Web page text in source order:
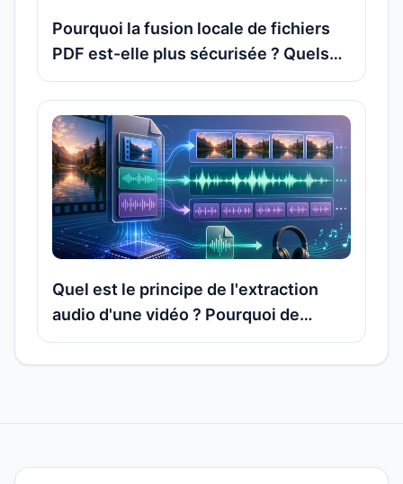
Pourquoi la fusion locale de fichiers
PDF est-elle plus sécurisée ? Quels
types de documents ne devraient pas
être téléchargés sur un serveur en
ligne ?
Quel est le principe de l'extraction
audio d'une vidéo ? Pourquoi de
nombreux fichiers MP4 et MOV
permettent-ils d’exporter directement